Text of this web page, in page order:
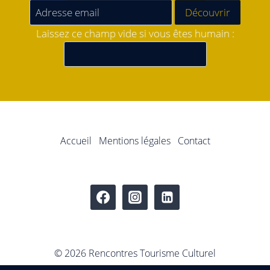
Laissez ce champ vide si vous êtes humain :
Accueil Mentions légales Contact
© 2026 Rencontres Tourisme Culturel